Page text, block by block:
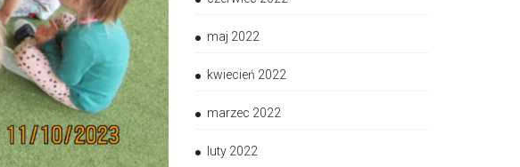
maj 2022
kwiecień 2022
marzec 2022
luty 2022